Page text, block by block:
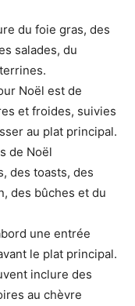
du foie gras, des
salades, du
Noël est de
et froides, suivies
au plat principal.
de Noël
des toasts, des
des bûches et du
une entrée
le plat principal.
inclure des
au chèvre